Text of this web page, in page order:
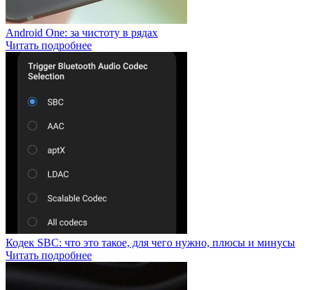
Android One: за чистоту в рядах
Читать подробнее
Кодек SBC: что это такое, для чего нужно, плюсы и минусы
Читать подробнее